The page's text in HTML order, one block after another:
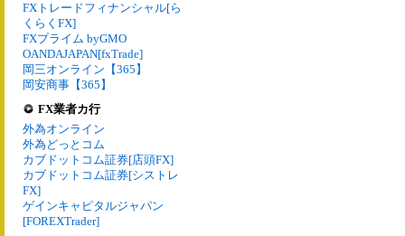
FXトレードフィナンシャル[ら
くらくFX]
FXプライム byGMO
OANDAJAPAN[fxTrade]
岡三オンライン【365】
岡安商事【365】
FX業者カ行
外為オンライン
外為どっとコム
カブドットコム証券[店頭FX]
カブドットコム証券[シストレ
FX]
ゲインキャピタルジャパン
[FOREXTrader]